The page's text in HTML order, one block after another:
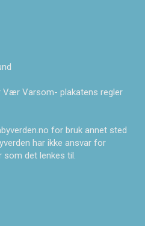
Vær Varsom- plakatens regler
for bruk annet sted
har ikke ansvar for
som det lenkes til.